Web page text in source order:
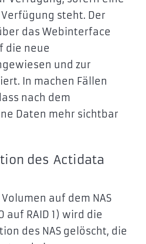
steht. Der
das Webinterface
die neue
und zur
In machen Fällen
nach dem
Daten mehr sichtbar
des Actidata
auf dem NAS
auf RAID 1) wird die
des NAS gelöscht, die